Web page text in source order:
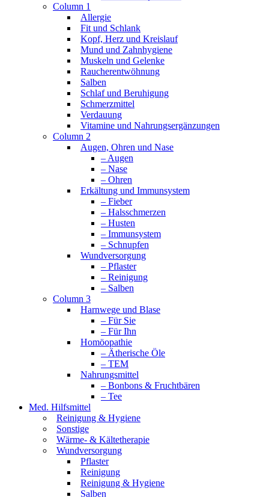
Column 1
Allergie
Fit und Schlank
Kopf, Herz und Kreislauf
Mund und Zahnhygiene
Muskeln und Gelenke
Raucherentwöhnung
Salben
Schlaf und Beruhigung
Schmerzmittel
Verdauung
Vitamine und Nahrungsergänzungen
Column 2
Augen, Ohren und Nase
– Augen
– Nase
– Ohren
Erkältung und Immunsystem
– Fieber
– Halsschmerzen
– Husten
– Immunsystem
– Schnupfen
Wundversorgung
– Pflaster
– Reinigung
– Salben
Column 3
Harnwege und Blase
– Für Sie
– Für Ihn
Homöopathie
– Ätherische Öle
– TEM
Nahrungsmittel
– Bonbons & Fruchtbären
– Tee
Med. Hilfsmittel
Reinigung & Hygiene
Sonstige
Wärme- & Kältetherapie
Wundversorgung
Pflaster
Reinigung
Reinigung & Hygiene
Salben